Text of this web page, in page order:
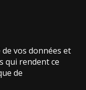
vos données et
qui rendent ce
de